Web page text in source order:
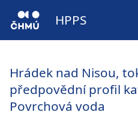
HPPS
Hrádek nad Nisou,
předpovědní profil
Povrchová voda